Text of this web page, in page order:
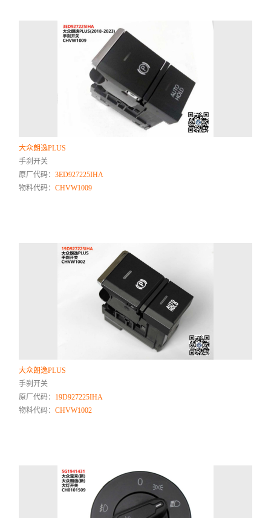
大众朗逸PLUS
手刹开关
原厂代码：3ED927225IHA
物料代码：CHVW1009
大众朗逸PLUS
手刹开关
原厂代码： 19D927225IHA
物料代码：CHVW1002